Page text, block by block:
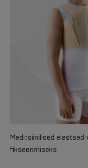
Meditsiinilised elastsed
fikseerimiseks